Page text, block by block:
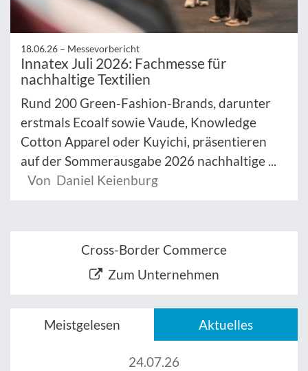
18.06.26 – Messevorbericht
Innatex Juli 2026: Fachmesse für
nachhaltige Textilien
Rund 200 Green-Fashion-Brands, darunter
erstmals Ecoalf sowie Vaude, Knowledge
Cotton Apparel oder Kuyichi, präsentieren
auf der Sommerausgabe 2026 nachhaltige ...
Von Daniel Keienburg
Cross-Border Commerce
Zum Unternehmen
Meistgelesen Aktuelles
24.07.26